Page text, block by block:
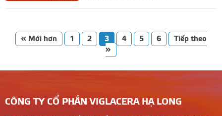
« Mới hơn 1 2 3 4 5 6
Tiếp theo
»
CÔNG TY CỔ PHẦN VIGLACERA HẠ LONG